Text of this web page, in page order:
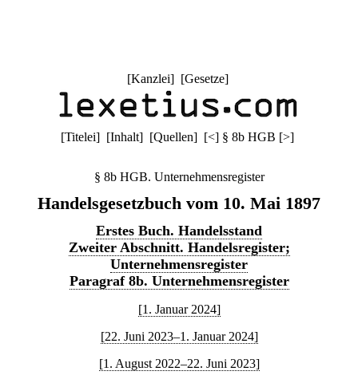
[Kanzlei] [Gesetze]
[Titelei] [Inhalt] [Quellen] [<] § 8b HGB [>]
§ 8b HGB. Unternehmensregister
Handelsgesetzbuch vom 10. Mai 1897
Erstes Buch. Handelsstand
Zweiter Abschnitt. Handelsregister;
Unternehmensregister
Paragraf 8b. Unternehmensregister
[1. Januar 2024]
[22. Juni 2023–1. Januar 2024]
[1. August 2022–22. Juni 2023]